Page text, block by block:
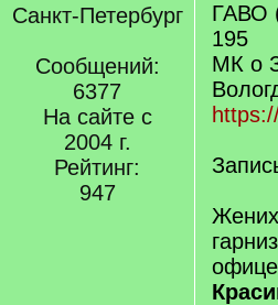
Санкт-Петербург
Сообщений:
6377
На сайте с
2004 г.
Рейтинг:
947
ГАВО
195
МК о
Жених